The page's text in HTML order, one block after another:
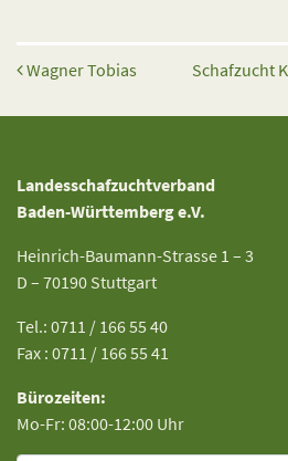
Beitrags-Navigation
Wagner Tobias Schafzucht
Landesschafzuchtverband
Baden-Württemberg e.V.
Heinrich-Baumann-Strasse 1 – 3
D – 70190 Stuttgart
Tel.: 0711 / 166 55 40
Fax : 0711 / 166 55 41
Bürozeiten:
Mo-Fr: 08:00-12:00 Uhr